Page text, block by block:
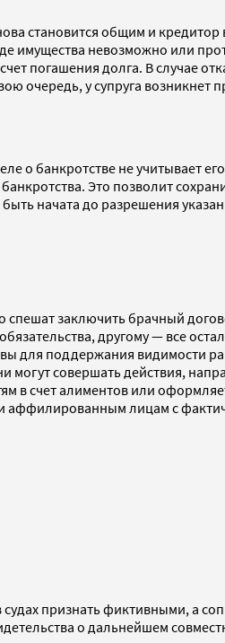
становится общим и
невозможно или
погашения долга. В случае
очередь, у супруга возникнет
о банкротстве не учитывает
Это позволит
начата до разрешения
заключить брачный
другому — все
для поддержания видимости
совершать действия,
в счет алиментов или
аффилированным лицам с
признать фиктивными, а
о дальнейшем